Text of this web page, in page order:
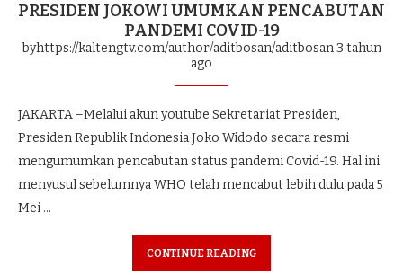
PRESIDEN JOKOWI UMUMKAN PENCABUTAN
PANDEMI COVID-19
byhttps://kaltengtv.com/author/aditbosan/aditbosan3 tahun
ago
JAKARTA –Melalui akun youtube Sekretariat Presiden,
Presiden Republik Indonesia Joko Widodo secara resmi
mengumumkan pencabutan status pandemi Covid-19. Hal ini
menyusul sebelumnya WHO telah mencabut lebih dulu pada 5
Mei …
CONTINUE READING